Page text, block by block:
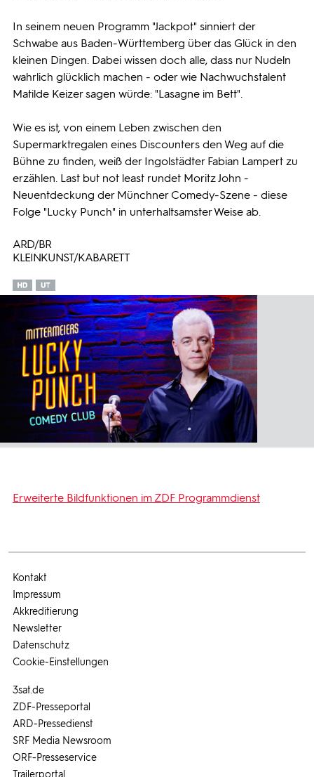
In seinem neuen Programm "Jackpot" sinniert der
Schwabe aus Baden-Württemberg über das Glück in den
kleinen Dingen. Dabei wissen doch alle, dass nur Nudeln
wahrlich glücklich machen - oder wie Nachwuchstalent
Matilde Keizer sagen würde: "Lasagne im Bett".
Wie es ist, von einem Leben zwischen den
Supermarktregalen eines Discounters den Weg auf die
Bühne zu finden, weiß der Ingolstädter Fabian Lampert zu
erzählen. Last but not least rundet Moritz John -
Neuentdeckung der Münchner Comedy-Szene - diese
Folge "Lucky Punch" in unterhaltsamster Weise ab.
ARD/BR
KLEINKUNST/KABARETT
Erweiterte Bildfunktionen im ZDF Programmdienst
3sat.de
ZDF-Presseportal
ARD-Pressedienst
SRF Media Newsroom
ORF-Presseservice
Trailerportal
Kontakt
Impressum
Akkreditierung
Newsletter
Datenschutz
Cookie-Einstellungen